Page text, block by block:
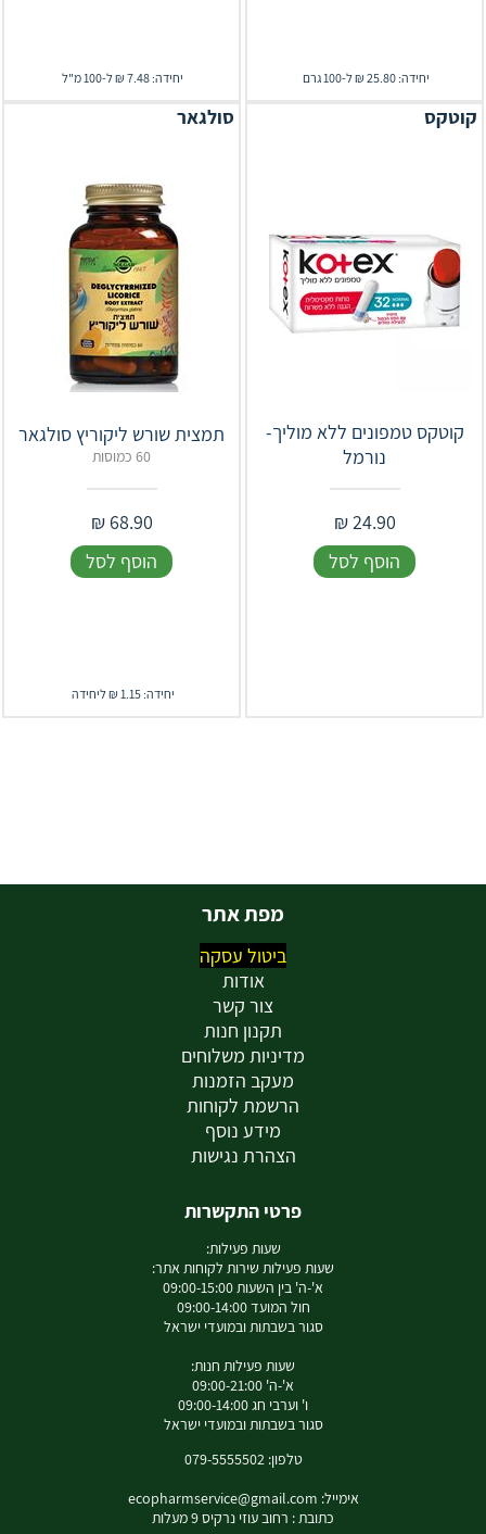
יחידה: 25.80 ₪ ל-100 גרם יחידה: 7.48 ₪ ל-100 מ"ל
קוטקס
קוטקס טמפונים ללא מוליך-
נורמל
24.90
₪
הוסף לסל
סולגאר
תמצית שורש ליקוריץ סולגאר
60 כמוסות
68.90
₪
הוסף לסל
יחידה: 1.15 ₪ ליחידה
מפת אתר
ביטול עסקה
אודות
צור קשר
תקנון חנות
מדיניות משלוחים
מעקב הזמנות
הרשמת לקוחות
מידע נוסף
הצהרת נגישות
פרטי התקשרות
שעות פעילות:
שעות פעילות שירות לקוחות אתר:
א'-ה' בין השעות 09:00-15:00
חול המועד 09:00-14:00
סגור בשבתות ובמועדי ישראל
שעות פעילות חנות:
א'-ה' 09:00-21:00
ו' וערבי חג 09:00-14:00
סגור בשבתות ובמועדי ישראל
טלפון: 079-5555502
אימייל: ecopharmservice@gmail.com
כתובת : רחוב עוזי נרקיס 9 מעלות